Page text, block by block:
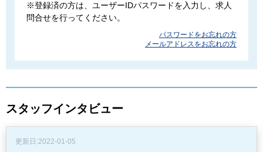
※登録済の方は、ユーザーIDパスワードを入力し、求人
問合せを行ってください。
パスワードをお忘れの方
メールアドレスをお忘れの方
スタッフインタビュー
更新日:2022-01-05